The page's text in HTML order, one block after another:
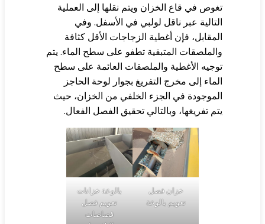
في قاع الخزان ويتم نقلها إلى العملية
عبر ناقل لولبي في الأسفل. وفي
فإن أغطية الزجاجات الأقل كثافة
المتبقية تطفو على سطح الماء. يتم
الأغطية والملصقات العائمة على سطح
إلى مخرج التفريغ بجوار لوحة الحاجز
في الجزء الخلفي من الخزان، حيث
تفريغها، وبالتالي تحقيق الفصل الفعال.
بالوعة خزانات
تعويم فصل